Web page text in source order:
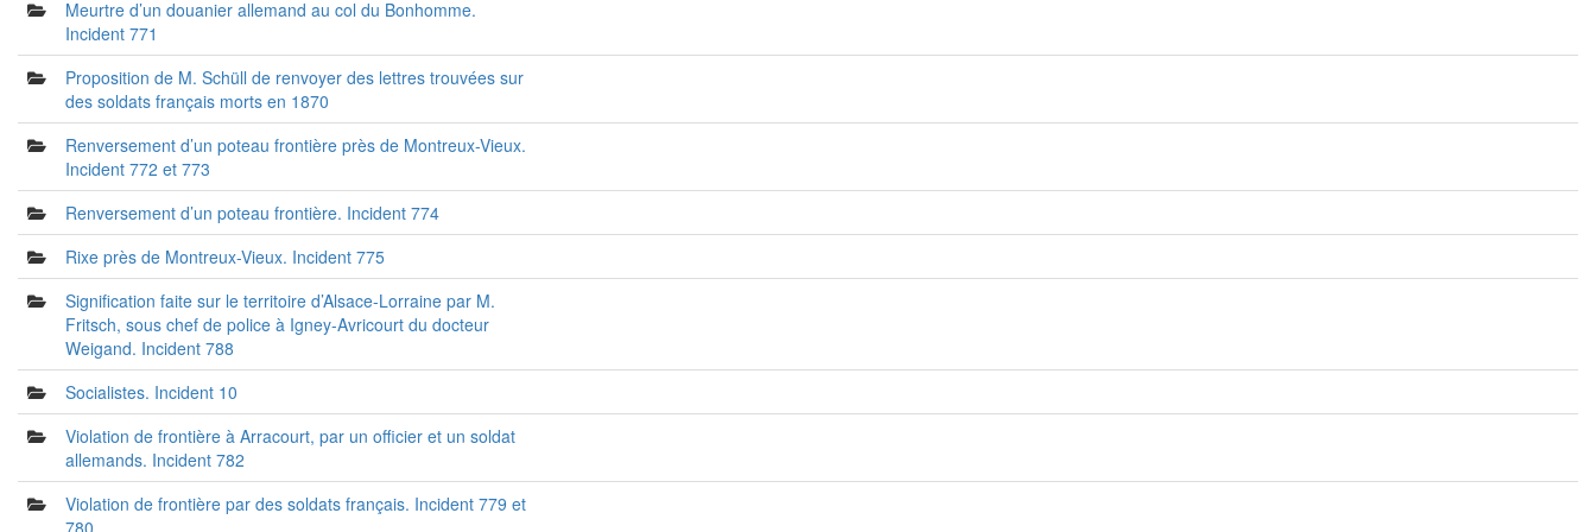
Meurtre d’un douanier allemand au col du Bonhomme.
Incident 771
Proposition de M. Schüll de renvoyer des lettres trouvées sur
des soldats français morts en 1870
Renversement d’un poteau frontière près de Montreux-Vieux.
Incident 772 et 773
Renversement d’un poteau frontière. Incident 774
Rixe près de Montreux-Vieux. Incident 775
Signification faite sur le territoire d’Alsace-Lorraine par M.
Fritsch, sous chef de police à Igney-Avricourt du docteur
Weigand. Incident 788
Socialistes. Incident 10
Violation de frontière à Arracourt, par un officier et un soldat
allemands. Incident 782
Violation de frontière par des soldats français. Incident 779 et
780